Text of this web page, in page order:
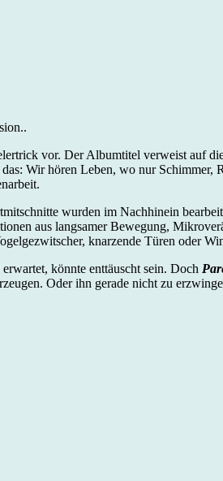
vor. Der Albumtitel verweist auf
Wir hören Leben, wo nur Schimmer,
wurden im Nachhinein
aus langsamer Bewegung,
knarzende Türen oder
könnte enttäuscht sein. Doch
Oder ihn gerade nicht zu